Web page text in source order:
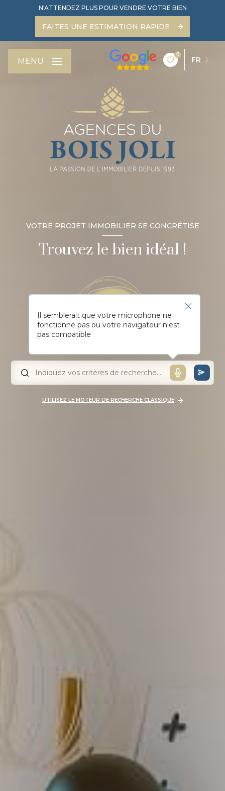
N'ATTENDEZ PLUS POUR VENDRE VOTRE BIEN
FAITES UNE ESTIMATION RAPIDE
0
FR
MENU
VOTRE PROJET IMMOBILIER SE CONCRÉTISE
Trouvez le bien idéal !
Il semblerait que votre microphone ne
fonctionne pas ou votre navigateur n'est
pas compatible
UTILISEZ LE MOTEUR DE RECHERCHE CLASSIQUE